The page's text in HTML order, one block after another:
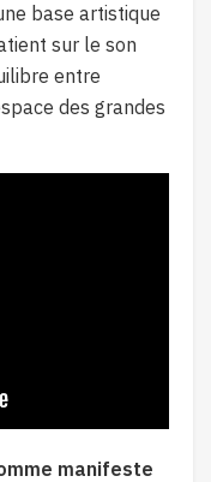
base artistique
sur le son
entre
des grandes
manifeste